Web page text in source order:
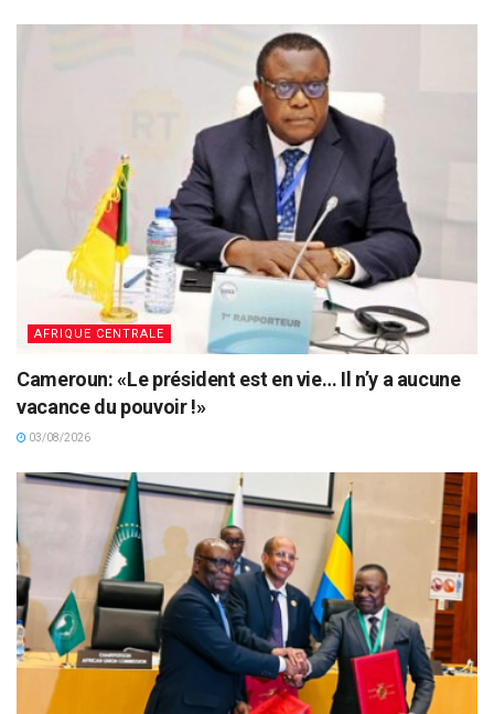
AFRIQUE CENTRALE
Cameroun: «Le président est en vie… Il n’y a aucune
vacance du pouvoir !»
03/08/2026